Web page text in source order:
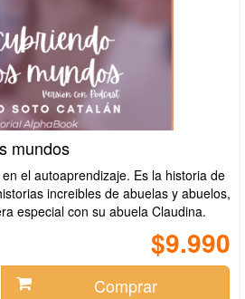
mundos
el autoaprendizaje. Es la historia de
increibles de abuelas y abuelos,
especial con su abuela Claudina.
$9.990
Comprar